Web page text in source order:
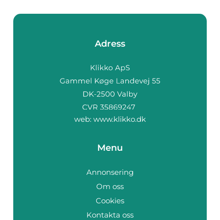
Adress
web: www.klikko.dk
Menu
Annonsering
Om oss
Cookies
Kontakta oss